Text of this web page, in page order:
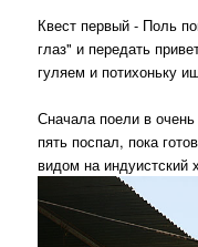
Квест первый - Поль
глаз" и передать
гуляем и потихоньку
Сначала поели в
пять поспал, пока
видом на индуистский